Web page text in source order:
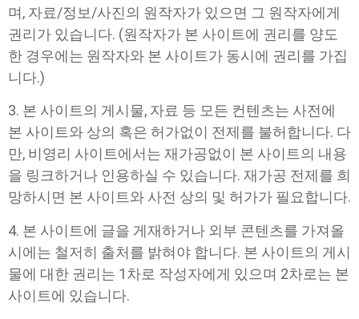
며, 자료/정보/사진의 원작자가 있으면 그 원작자에게
권리가 있습니다. (원작자가 본 사이트에 권리를 양도
한 경우에는 원작자와 본 사이트가 동시에 권리를 가집
니다.)
3. 본 사이트의 게시물, 자료 등 모든 컨텐츠는 사전에
본 사이트와 상의 혹은 허가없이 전제를 불허합니다. 다
만, 비영리 사이트에서는 재가공없이 본 사이트의 내용
을 링크하거나 인용하실 수 있습니다. 재가공 전제를 희
망하시면 본 사이트와 사전 상의 및 허가가 필요합니다.
4. 본 사이트에 글을 게재하거나 외부 콘텐츠를 가져올
시에는 철저히 출처를 밝혀야 합니다. 본 사이트의 게시
물에 대한 권리는 1차로 작성자에게 있으며 2차로는 본
사이트에 있습니다.